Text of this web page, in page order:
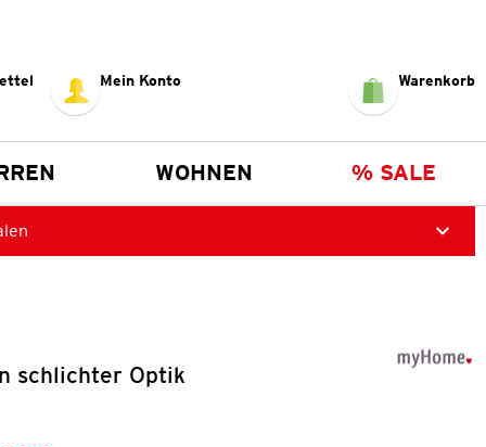
Mein Konto Warenkorb
WOHNEN % SALE
schlichter Optik